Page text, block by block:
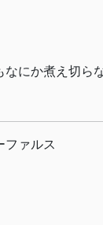
にか煮え切
ファルス